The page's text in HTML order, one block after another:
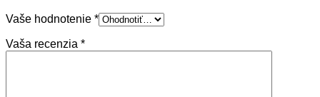
Vaše hodnotenie *
Vaša recenzia *